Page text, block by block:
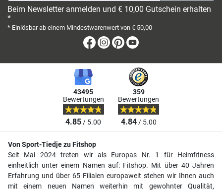
Beim Newsletter anmelden und € 10,00 Gutschein erhalten
*
* Einlösbar ab einem Mindestwarenwert von € 50,00
Facebook
Instagram
Pinterest
43495
Bewertungen
4.85/ 5.00
359
Bewertungen
4.84/ 5.00
Von Sport-Tiedje zu Fitshop
Seit Mai 2024 treten wir als Europas Nr. 1 für Heimfitness
einheitlich unter einem Namen auf: Fitshop. Mit über 40 Jahren
Erfahrung und über 65 Filialen europaweit stehen wir Ihnen auch
mit einem neuen Namen weiterhin mit gewohnter Qualität,